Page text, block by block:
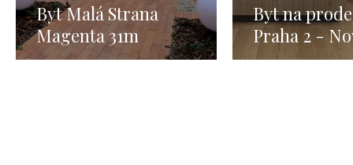
Byt Malá Strana
Magenta 31m
Byt na
Praha 2 -
Město - 24m